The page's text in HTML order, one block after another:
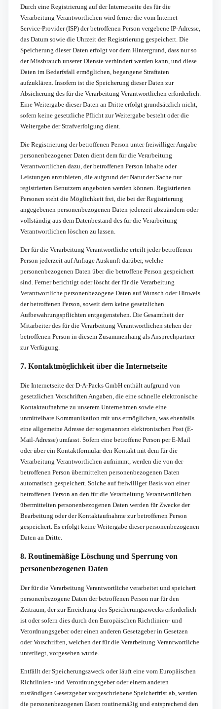
Durch eine Registrierung auf der Internetseite des für die
Verarbeitung Verantwortlichen wird ferner die vom Internet-
Service-Provider (ISP) der betroffenen Person vergebene IP-Adresse,
das Datum sowie die Uhrzeit der Registrierung gespeichert. Die
Speicherung dieser Daten erfolgt vor dem Hintergrund, dass nur so
der Missbrauch unserer Dienste verhindert werden kann, und diese
Daten im Bedarfsfall ermöglichen, begangene Straftaten
aufzuklären. Insofern ist die Speicherung dieser Daten zur
Absicherung des für die Verarbeitung Verantwortlichen erforderlich.
Eine Weitergabe dieser Daten an Dritte erfolgt grundsätzlich nicht,
sofern keine gesetzliche Pflicht zur Weitergabe besteht oder die
Weitergabe der Strafverfolgung dient.
Die Registrierung der betroffenen Person unter freiwilliger Angabe
personenbezogener Daten dient dem für die Verarbeitung
Verantwortlichen dazu, der betroffenen Person Inhalte oder
Leistungen anzubieten, die aufgrund der Natur der Sache nur
registrierten Benutzern angeboten werden können. Registrierten
Personen steht die Möglichkeit frei, die bei der Registrierung
angegebenen personenbezogenen Daten jederzeit abzuändern oder
vollständig aus dem Datenbestand des für die Verarbeitung
Verantwortlichen löschen zu lassen.
Der für die Verarbeitung Verantwortliche erteilt jeder betroffenen
Person jederzeit auf Anfrage Auskunft darüber, welche
personenbezogenen Daten über die betroffene Person gespeichert
sind. Ferner berichtigt oder löscht der für die Verarbeitung
Verantwortliche personenbezogene Daten auf Wunsch oder Hinweis
der betroffenen Person, soweit dem keine gesetzlichen
Aufbewahrungspflichten entgegenstehen. Die Gesamtheit der
Mitarbeiter des für die Verarbeitung Verantwortlichen stehen der
betroffenen Person in diesem Zusammenhang als Ansprechpartner
zur Verfügung.
7. Kontaktmöglichkeit über die Internetseite
Die Internetseite der D-A-Packs GmbH enthält aufgrund von
gesetzlichen Vorschriften Angaben, die eine schnelle elektronische
Kontaktaufnahme zu unserem Unternehmen sowie eine
unmittelbare Kommunikation mit uns ermöglichen, was ebenfalls
eine allgemeine Adresse der sogenannten elektronischen Post (E-
Mail-Adresse) umfasst. Sofern eine betroffene Person per E-Mail
oder über ein Kontaktformular den Kontakt mit dem für die
Verarbeitung Verantwortlichen aufnimmt, werden die von der
betroffenen Person übermittelten personenbezogenen Daten
automatisch gespeichert. Solche auf freiwilliger Basis von einer
betroffenen Person an den für die Verarbeitung Verantwortlichen
übermittelten personenbezogenen Daten werden für Zwecke der
Bearbeitung oder der Kontaktaufnahme zur betroffenen Person
gespeichert. Es erfolgt keine Weitergabe dieser personenbezogenen
Daten an Dritte.
8. Routinemäßige Löschung und Sperrung von
personenbezogenen Daten
Der für die Verarbeitung Verantwortliche verarbeitet und speichert
personenbezogene Daten der betroffenen Person nur für den
Zeitraum, der zur Erreichung des Speicherungszwecks erforderlich
ist oder sofern dies durch den Europäischen Richtlinien- und
Verordnungsgeber oder einen anderen Gesetzgeber in Gesetzen
oder Vorschriften, welchen der für die Verarbeitung Verantwortliche
unterliegt, vorgesehen wurde.
Entfällt der Speicherungszweck oder läuft eine vom Europäischen
Richtlinien- und Verordnungsgeber oder einem anderen
zuständigen Gesetzgeber vorgeschriebene Speicherfrist ab, werden
die personenbezogenen Daten routinemäßig und entsprechend den